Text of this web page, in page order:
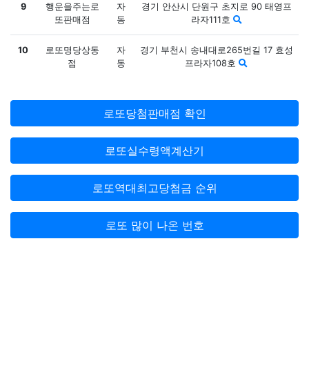
9
행운을주는로
또판매점
자
동
경기 안산시 단원구 초지로 90 태영프
라자111호
10
로또명당상동
점
자
동
경기 부천시 송내대로265번길 17 효성
프라자108호
로또당첨판매점 확인
로또실수령액계산기
로또역대최고당첨금 순위
로또 많이 나온 번호